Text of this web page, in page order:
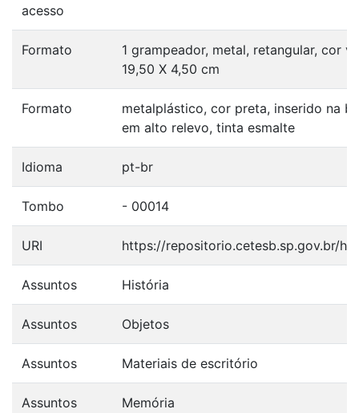
acesso
Formato
1 grampeador, metal, retangular, cor
19,50 X 4,50 cm
Formato
metalplástico, cor preta, inserido na
em alto relevo, tinta esmalte
Idioma pt-br
Tombo - 00014
URI https://repositorio.cetesb.sp.gov.br/
Assuntos História
Assuntos Objetos
Assuntos Materiais de escritório
Assuntos Memória